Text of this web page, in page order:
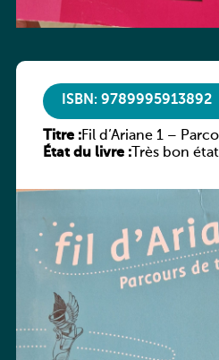
ISBN: 9789995913892
Titre :Fil d’Ariane 1 –
État du livre :Très bon état